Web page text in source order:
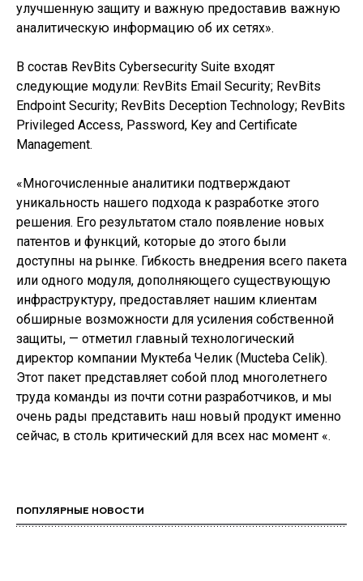
улучшенную защиту и важную предоставив важную
аналитическую информацию об их сетях».
В состав RevBits Cybersecurity Suite входят
следующие модули: RevBits Email Security; RevBits
Endpoint Security; RevBits Deception Technology; RevBits
Privileged Access, Password, Key and Certificate
Management.
«Многочисленные аналитики подтверждают
уникальность нашего подхода к разработке этого
решения. Его результатом стало появление новых
патентов и функций, которые до этого были
доступны на рынке. Гибкость внедрения всего пакета
или одного модуля, дополняющего существующую
инфраструктуру, предоставляет нашим клиентам
обширные возможности для усиления собственной
защиты, — отметил главный технологический
директор компании Муктеба Челик (Mucteba Celik).
Этот пакет представляет собой плод многолетнего
труда команды из почти сотни разработчиков, и мы
очень рады представить наш новый продукт именно
сейчас, в столь критический для всех нас момент «.
ПОПУЛЯРНЫЕ НОВОСТИ